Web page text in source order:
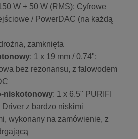
W + 50 W (RMS); Cyfrowe
/ PowerDAC (na każdą
zamknięta
: 1 x 19 mm / 0.74";
bez rezonansu, z falowodem
niskotonowy: 1 x 6.5" PURIFI
Driver z bardzo niskimi
wykonany na zamówienie, z